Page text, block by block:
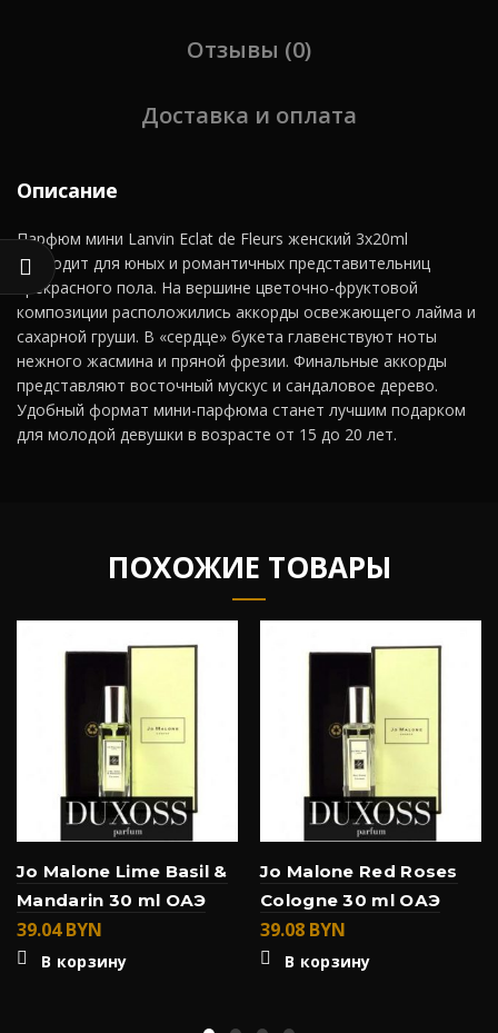
Отзывы (0)
Доставка и оплата
Описание
Парфюм мини Lanvin Eclat de Fleurs женский 3х20ml
подходит для юных и романтичных представительниц
прекрасного пола. На вершине цветочно-фруктовой
композиции расположились аккорды освежающего лайма и
сахарной груши. В «сердце» букета главенствуют ноты
нежного жасмина и пряной фрезии. Финальные аккорды
представляют восточный мускус и сандаловое дерево.
Удобный формат мини-парфюма станет лучшим подарком
для молодой девушки в возрасте от 15 до 20 лет.
ПОХОЖИЕ ТОВАРЫ
Jo Malone Lime Basil &
Mandarin 30 ml ОАЭ
39.04BYN
В корзину
Jo Malone Red Roses
Cologne 30 ml ОАЭ
39.08 BYN
В корзину